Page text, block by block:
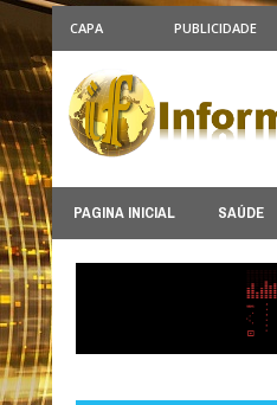
CAPA PUBLICIDADE
PAGINA INICIAL SAÚDE